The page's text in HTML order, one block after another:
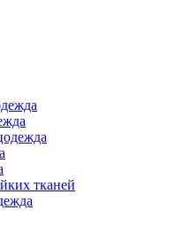
тканей